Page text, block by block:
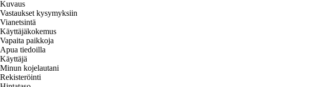
Kuvaus
Vastaukset kysymyksiin
Vianetsintä
Käyttäjäkokemus
Vapaita paikkoja
Apua tiedoilla
Käyttäjä
Minun kojelautani
Rekisteröinti